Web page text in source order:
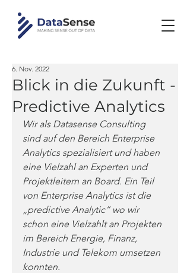
Blick in die Zukunft -
Predictive Analytics
6. Nov. 2022
Wir als Datasense Consulting
sind auf den Bereich Enterprise
Analytics spezialisiert und haben
eine Vielzahl an Experten und
Projektleitern an Board. Ein Teil
von Enterprise Analytics ist die
„predictive Analytic“ wo wir
schon eine Vielzahlt an Projekten
im Bereich Energie, Finanz,
Industrie und Telekom umsetzen
konnten.